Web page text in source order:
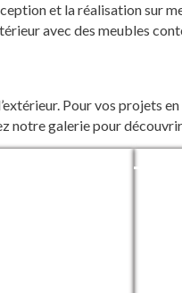
et la réalisation sur
avec des meubles
Pour vos projets
notre galerie pour